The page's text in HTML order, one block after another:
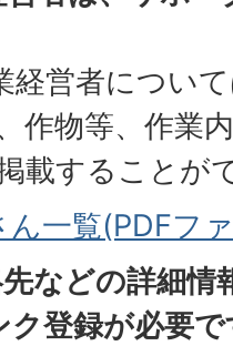
経営者につい
作物等、作業
載することが
ん一覧(PDFフ
などの詳細情
ク登録が必要